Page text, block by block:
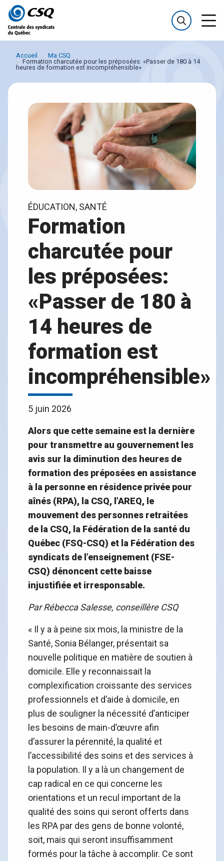
Passer
au
menu
Passer
au
contenu
Accueil
Ma CSQ
Formation charcutée pour les préposées: «Passer de 180 à 14
heures de formation est incompréhensible»
ÉDUCATION, SANTÉ
Formation
charcutée pour
les préposées:
«Passer de 180 à
14 heures de
formation est
incompréhensible»
5 juin 2026
Alors que cette semaine est la dernière
pour transmettre au gouvernement les
avis sur la diminution des heures de
formation des préposées en assistance
à la personne en résidence privée pour
aînés (RPA), la CSQ, l’AREQ, le
mouvement des personnes retraitées
de la CSQ, la Fédération de la santé du
Québec (FSQ-CSQ) et la Fédération des
syndicats de l’enseignement (FSE-
CSQ) dénoncent cette baisse
injustifiée et irresponsable.
Par Rébecca Salesse, conseillère CSQ
« Il y a à peine six mois, la ministre de la
Santé, Sonia Bélanger, présentait sa
nouvelle politique en matière de soutien à
domicile. Elle y reconnaissait la
complexification croissante des services
professionnels et d’aide à domicile, en
plus de souligner la nécessité d’anticiper
les besoins de main-d’œuvre afin
d’assurer la pérennité, la qualité et
l’accessibilité des soins et des services à
la population. Il y a là un changement de
cap radical en ce qui concerne les
orientations et un recul important de la
qualité des soins qui seront offerts dans
les RPA par des gens de bonne volonté,
soit, mais qui seront insuffisamment
formés pour la tâche à accomplir. Ce sont